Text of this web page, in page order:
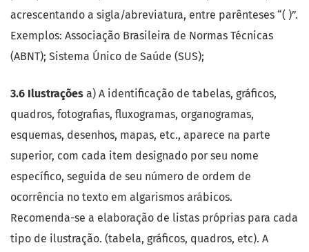
acrescentando a sigla/abreviatura, entre parênteses “( )”.
Exemplos: Associação Brasileira de Normas Técnicas
(ABNT); Sistema Único de Saúde (SUS);
3.6 Ilustrações a) A identificação de tabelas, gráficos,
quadros, fotografias, fluxogramas, organogramas,
esquemas, desenhos, mapas, etc., aparece na parte
superior, com cada item designado por seu nome
específico, seguida de seu número de ordem de
ocorrência no texto em algarismos arábicos.
Recomenda-se a elaboração de listas próprias para cada
tipo de ilustração. (tabela, gráficos, quadros, etc). A